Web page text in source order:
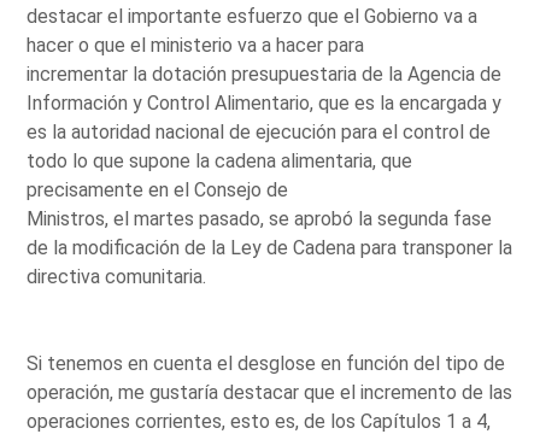
destacar el importante esfuerzo que el Gobierno va a
hacer o que el ministerio va a hacer para
incrementar la dotación presupuestaria de la Agencia de
Información y Control Alimentario, que es la encargada y
es la autoridad nacional de ejecución para el control de
todo lo que supone la cadena alimentaria, que
precisamente en el Consejo de
Ministros, el martes pasado, se aprobó la segunda fase
de la modificación de la Ley de Cadena para transponer la
directiva comunitaria.
Si tenemos en cuenta el desglose en función del tipo de
operación, me gustaría destacar que el incremento de las
operaciones corrientes, esto es, de los Capítulos 1 a 4,